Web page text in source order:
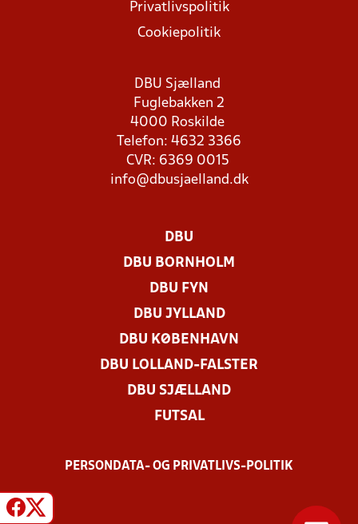
Privatlivspolitik
Cookiepolitik
DBU Sjælland
Fuglebakken 2
4000 Roskilde
Telefon: 4632 3366
CVR: 6369 0015
info@dbusjaelland.dk
DBU
DBU BORNHOLM
DBU FYN
DBU JYLLAND
DBU KØBENHAVN
DBU LOLLAND-FALSTER
DBU SJÆLLAND
FUTSAL
PERSONDATA- OG PRIVATLIVS-POLITIK